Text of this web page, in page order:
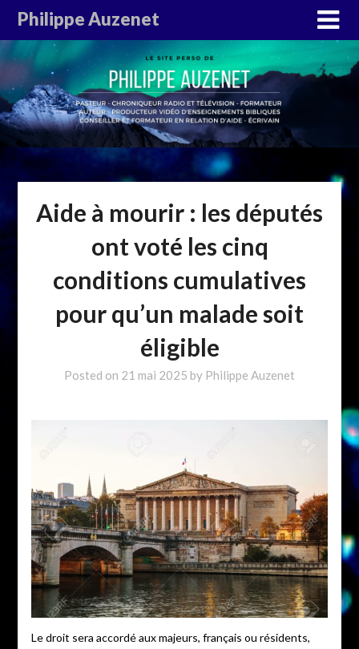
Philippe Auzenet
Aide à mourir : les députés
ont voté les cinq
conditions cumulatives
pour qu’un malade soit
éligible
Posted on 21 mai 2025 by Philippe Auzenet
Le droit sera accordé aux majeurs, français ou résidents,